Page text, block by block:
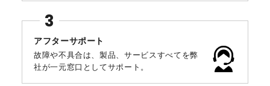
アフターサポート
故障や不具合は、製品、サービスすべてを弊
社が一元窓口としてサポート。